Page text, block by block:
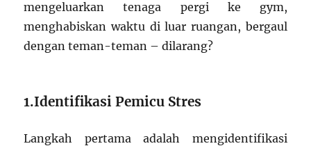
mengeluarkan tenaga pergi ke gym,
menghabiskan waktu di luar ruangan, bergaul
dengan teman-teman – dilarang?
1.Identifikasi Pemicu Stres
Langkah pertama adalah mengidentifikasi